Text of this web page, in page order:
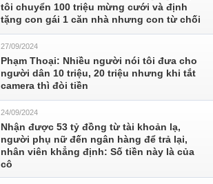
tôi chuyển 100 triệu mừng cưới và định
tặng con gái 1 căn nhà nhưng con từ chối
27/09/2024
Phạm Thoại: Nhiều người nói tôi đưa cho
người dân 10 triệu, 20 triệu nhưng khi tắt
camera thì đòi tiền
24/09/2024
Nhận được 53 tỷ đồng từ tài khoản lạ,
người phụ nữ đến ngân hàng để trả lại,
nhân viên khẳng định: Số tiền này là của
cô